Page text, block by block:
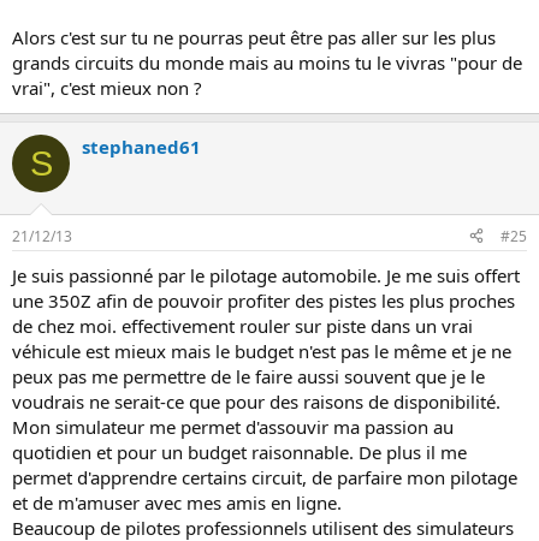
Alors c'est sur tu ne pourras peut être pas aller sur les plus
grands circuits du monde mais au moins tu le vivras "pour de
vrai", c'est mieux non ?
S stephaned61
21/12/13 #25
Je suis passionné par le pilotage automobile. Je me suis offert
une 350Z afin de pouvoir profiter des pistes les plus proches
de chez moi. effectivement rouler sur piste dans un vrai
véhicule est mieux mais le budget n'est pas le même et je ne
peux pas me permettre de le faire aussi souvent que je le
voudrais ne serait-ce que pour des raisons de disponibilité.
Mon simulateur me permet d'assouvir ma passion au
quotidien et pour un budget raisonnable. De plus il me
permet d'apprendre certains circuit, de parfaire mon pilotage
et de m'amuser avec mes amis en ligne.
Beaucoup de pilotes professionnels utilisent des simulateurs